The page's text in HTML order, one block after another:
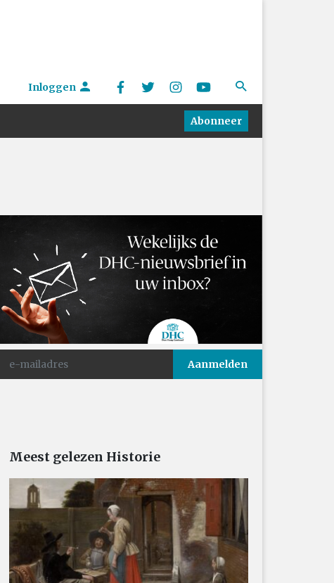
Inloggen
Abonneer
Meest gelezen Historie